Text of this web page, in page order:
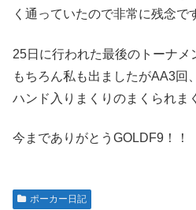
く通っていたので非常に残念で
25日に行われた最後のトーナメ
もちろん私も出ましたがAA3回
ハンド入りまくりのまくられま
今までありがとうGOLDF9！！
ポーカー日記